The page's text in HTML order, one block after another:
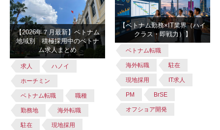
【2026年７月最新】ベトナム
地域別 積極採用中のベトナ
ム求人まとめ
求人 ハノイ
ホーチミン
ベトナム転職 職種
勤務地 海外転職
駐在 現地採用
【ベトナム勤務×IT業界（ハイ
クラス・即戦力）】
ベトナム転職
海外転職 駐在
現地採用 IT求人
PM BrSE
オフショア開発